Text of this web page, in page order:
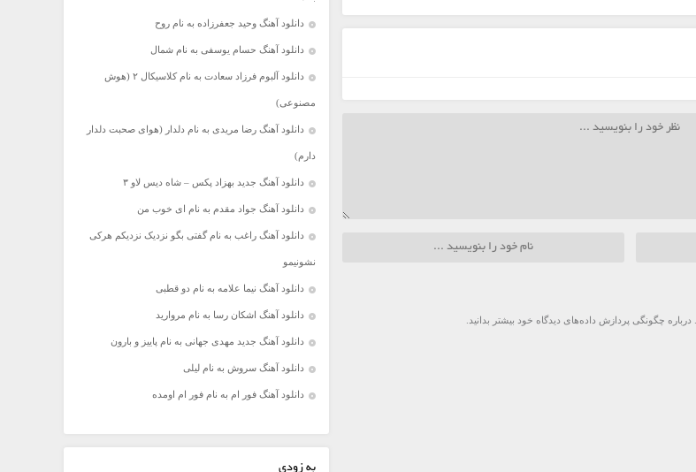
درباره چگونگی پردازش داده‌های دیدگاه خود بیشتر بدانید.
دانلود آهنگ وحید جعفرزاده به نام روح
دانلود آهنگ حسام یوسفی به نام شمال
دانلود آلبوم فرزاد سعادت به نام کلاسیکال ۲ (هوش
مصنوعی)
دانلود آهنگ رضا مریدی به نام دلدار (هوای صحبت دلدار
دارم)
دانلود آهنگ جدید بهزاد پکس – شاه دیس لاو ۳
دانلود آهنگ جواد مقدم به نام ای خوب من
دانلود آهنگ راغب به نام گفتی بگو نزدیک نزدیکم هرکی
نشونیمو
دانلود آهنگ نیما علامه به نام دو قطبی
دانلود آهنگ اشکان رسا به نام مروارید
دانلود آهنگ جدید مهدی جهانی به نام پاییز و بارون
دانلود آهنگ سروش به نام لیلی
دانلود آهنگ فور ام به نام فور ام اومده
به زودی